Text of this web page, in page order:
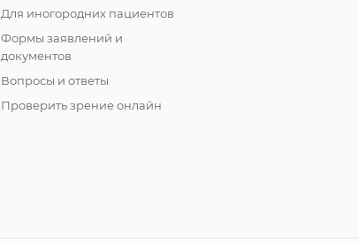
Для иногородних пациентов
Формы заявлений и
документов
Вопросы и ответы
Проверить зрение онлайн